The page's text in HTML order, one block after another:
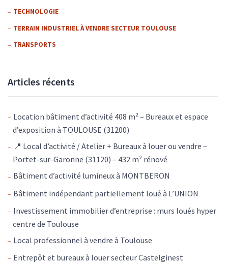
TECHNOLOGIE
TERRAIN INDUSTRIEL À VENDRE SECTEUR TOULOUSE
TRANSPORTS
Articles récents
Location bâtiment d’activité 408 m² – Bureaux et espace
d’exposition à TOULOUSE (31200)
📍 Local d’activité / Atelier + Bureaux à louer ou vendre –
Portet-sur-Garonne (31120) – 432 m² rénové
Bâtiment d’activité lumineux à MONTBERON
Bâtiment indépendant partiellement loué à L’UNION
Investissement immobilier d’entreprise : murs loués hyper
centre de Toulouse
Local professionnel à vendre à Toulouse
Entrepôt et bureaux à louer secteur Castelginest